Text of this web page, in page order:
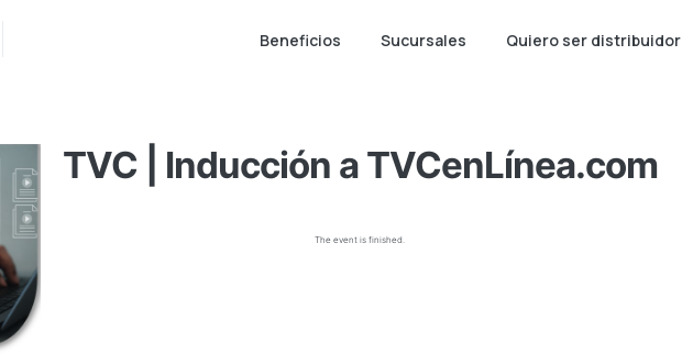
Beneficios Sucursales Quiero ser distribuidor
TVC | Inducción a TVCenLínea.com
The event is finished.